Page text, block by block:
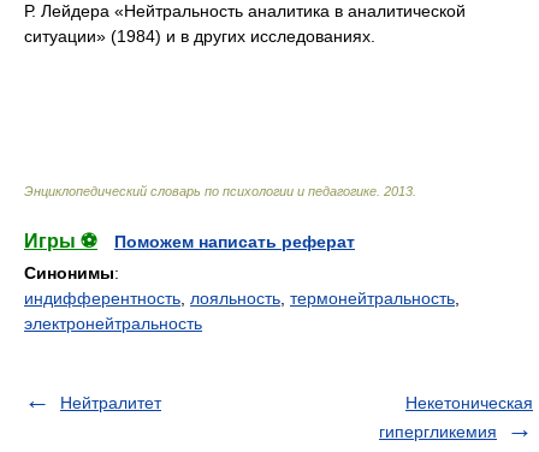
Р. Лейдера «Нейтральность аналитика в аналитической
ситуации» (1984) и в других исследованиях.
Энциклопедический словарь по психологии и педагогике 2013
Игры ⚽
Поможем написать реферат
Синонимы:
индифферентность лояльность термонейтральность
электронейтральность
Нейтралитет
Некетоническая
гипергликемия